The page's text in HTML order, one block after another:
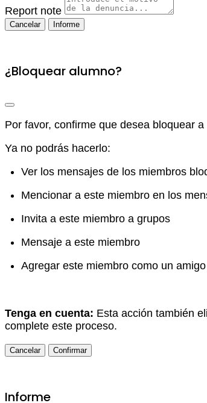
Report note
Informe
¿Bloquear alumno?
Por favor, confirme que desea bloquear
Ya no podrás hacerlo:
Ver los mensajes de los miembros
Mencionar a este miembro en los
Invita a este miembro a grupos
Mensaje a este miembro
Agregar este miembro como un amigo
Tenga en cuenta: Esta acción también
complete este proceso.
Confirmar
Informe